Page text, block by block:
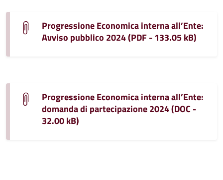
Progressione Economica interna all’Ente:
Avviso pubblico 2024 (PDF - 133.05 kB)
Progressione Economica interna all’Ente:
domanda di partecipazione 2024 (DOC -
32.00 kB)